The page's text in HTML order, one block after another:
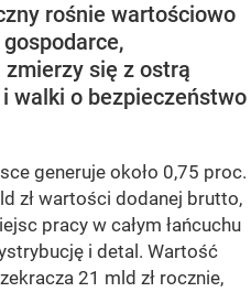
rośnie wartościowo
się z ostrą
walki o bezpieczeństwo
generuje około 0,75 proc.
zł wartości dodanej brutto,
pracy w całym łańcuchu
i detal. Wartość
21 mld zł rocznie,